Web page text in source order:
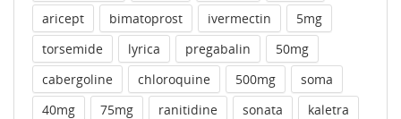
aricept
bimatoprost ivermectin
5mg
torsemide
lyrica pregabalin
50mg
cabergoline
chloroquine 500mg
soma
40mg
75mg ranitidine sonata
kaletra